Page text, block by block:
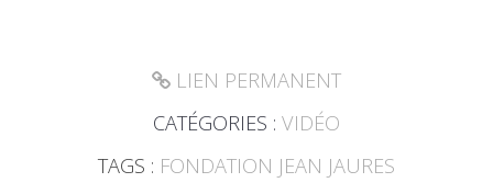
LIEN PERMANENT
CATÉGORIES : VIDÉO
TAGS : FONDATION JEAN JAURES